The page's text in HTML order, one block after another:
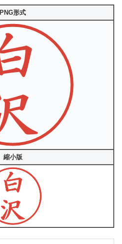
PNG形式
縮小版